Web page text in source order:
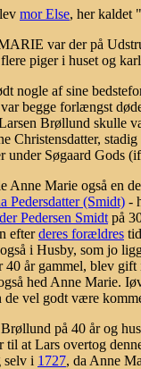
mor Else, her kaldet
var der på
piger i huset og
nogle af sine
var begge forlængst
Brøllund skulle
Christensdatter,
under Søgaard Gods
Anne Marie også en
Pedersdatter (Smidt) -
Pedersen Smidt på
efterderes forældres
i Husby, som jo
40 år gammel, blev
hed Anne Marie.
vel godt være
på 40 år og
til at Lars overtog
selv i 1727, da Anne